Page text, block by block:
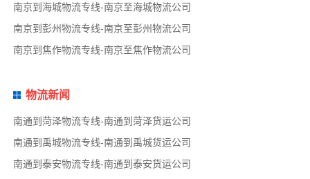
南京到海城物流专线-南京至海城物流公司
南京到彭州物流专线-南京至彭州物流公司
南京到焦作物流专线-南京至焦作物流公司
物流新闻
南通到菏泽物流专线-南通到菏泽货运公司
南通到禹城物流专线-南通到禹城货运公司
南通到泰安物流专线-南通到泰安货运公司